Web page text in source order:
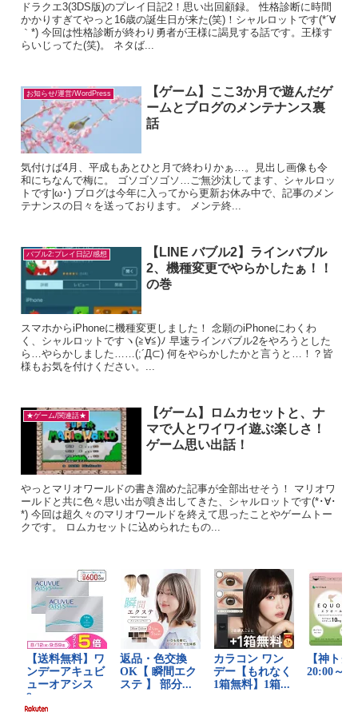
ドラクエ3(3DS版)のプレイ日記2！思い出回顧録。 性格診断に時間
かかりすぎてやっと16歳の誕生日が来た(笑)！シャルロットです(*´∀
｀*) 今回は性格診断が終わり勇者が王様に謁見する話です。王様す
らいじってた(笑)。 ネタば...
お知らせ/運営/WordPress
【ゲーム】ここ3か月で遊んだゲ
ームとブログのメンテナンス裏
話
気付けば4月、平成もあとひと月で終わりかぁ…。見出し画像も令
和にちなんで梅に。 ゴソゴソゴソ…ご無沙汰してます、シャルロッ
トです|ω･) ブログは今年に入ってから更新お休み中で、記事のメン
テナンスの日々を送っております。 メンテ終...
バブル2:プレイ日記/感想
【LINE バブル2】ラインバブル
2、機種変更でやらかしたぁ！！
の巻
スマホからiPhoneに機種変更しました！ 念願のiPhoneにわくわ
く、シャルロットですヽ(≧∀≦)ﾉ 早速ラインバブル2をやろうとした
ら…やらかしました……(;´Д⊂) 何をやらかしたかと言うと…！？皆
様もお気を付けください。...
★ゲーム/関連話★
【ゲーム】ロムカセットと、ナ
マで人とワイワイ遊ぶ楽しさ！
ゲーム思い出話！
やっとマリオワールドの書き溜めた記事が全部出せそう！ マリオワ
ールドと共に色々思い出が噴き出してきた、シャルロットです(*･∀･
*) 今回は超久々のマリオワールドを終えて思ったことやゲームトー
クです。 ロムカセットに込められたもの...